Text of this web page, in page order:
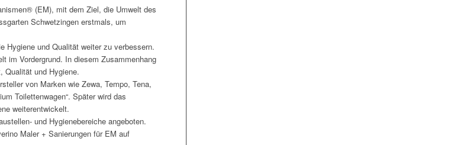
(EM), mit dem Ziel, die Umwelt des
Schwetzingen erstmals, um
Hygiene und Qualität weiter zu verbessern.
im Vordergrund. In diesem Zusammenhang
Qualität und Hygiene.
von Marken wie Zewa, Tempo, Tena,
Toilettenwagen“. Später wird das
weiterentwickelt.
und Hygienebereiche angeboten.
Maler + Sanierungen für EM auf